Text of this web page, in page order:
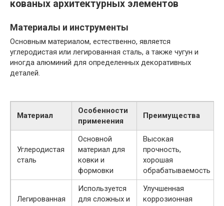
кованых архитектурных элементов
Материалы и инструменты
Основным материалом, естественно, является
углеродистая или легированная сталь, а также чугун и
иногда алюминий для определенных декоративных
деталей.
Материал
Особенности
применения
Преимущества
Углеродистая
сталь
Основной
материал для
ковки и
формовки
Высокая
прочность,
хорошая
обрабатываемость
Легированная
Используется
для сложных и
Улучшенная
коррозионная